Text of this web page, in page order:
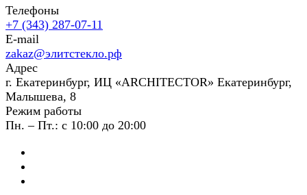
Телефоны
+7 (343) 287-07-11
E-mail
zakaz@элитстекло.рф
Адрес
г. Екатеринбург, ИЦ «ARCHITECTOR» Екатеринбург,
Малышева, 8
Режим работы
Пн. – Пт.: с 10:00 до 20:00